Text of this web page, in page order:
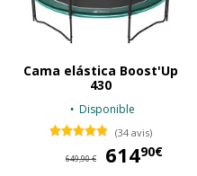
Cama elástica Boost'Up
430
Disponible
(34 avis)
649,90 € 61490€